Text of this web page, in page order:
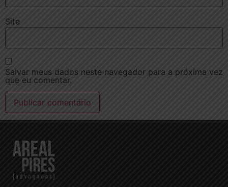
Site
Salvar meus dados neste navegador para a próxima vez
que eu comentar.